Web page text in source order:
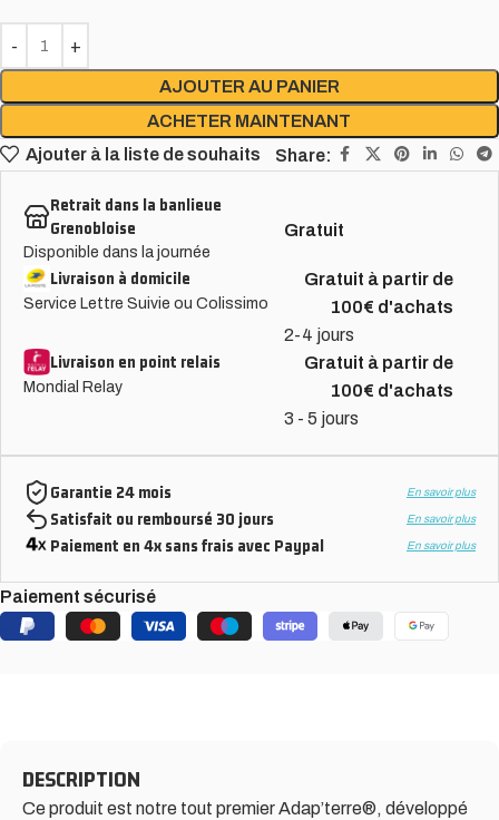
AJOUTER AU PANIER
ACHETER MAINTENANT
Alternative:
Ajouter à la liste de souhaits Share:
Retrait dans la banlieue
Grenobloise
Disponible dans la journée
Gratuit
Livraison à domicile
Service Lettre Suivie ou Colissimo
2-4 jours
Gratuit à partir de
100€ d'achats
Livraison en point relais
Mondial Relay
3 - 5 jours
Gratuit à partir de
100€ d'achats
Garantie 24 mois En savoir plus
Satisfait ou remboursé 30 jours En savoir plus
Paiement en 4x sans frais avec Paypal En savoir plus
Paiement sécurisé
DESCRIPTION
Ce produit est notre tout premier Adap’terre®, développé